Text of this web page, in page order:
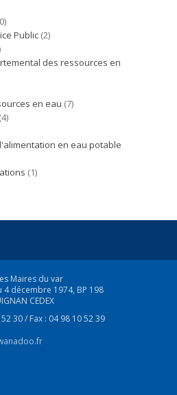
Public (2)
des ressources en
en eau (7)
(4)
en eau potable
(1)
Maires du var
4 décembre 1974, BP 198
CEDEX
30 / Fax : 04 98 10 52 39